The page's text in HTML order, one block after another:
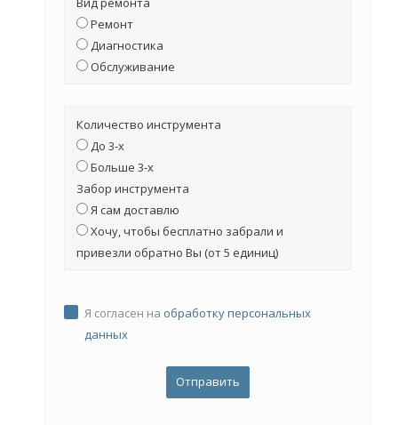
Ремонт
Диагностика
Обслуживание
Количество инструмента
До 3-х
Больше 3-х
Забор инструмента
Я сам доставлю
Хочу, чтобы бесплатно забрали и
привезли обратно Вы (от 5 единиц)
Я согласен на обработку персональных
данных